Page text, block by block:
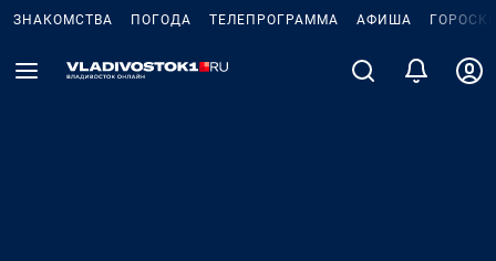
ЗНАКОМСТВА ПОГОДА ТЕЛЕПРОГРАММА АФИША